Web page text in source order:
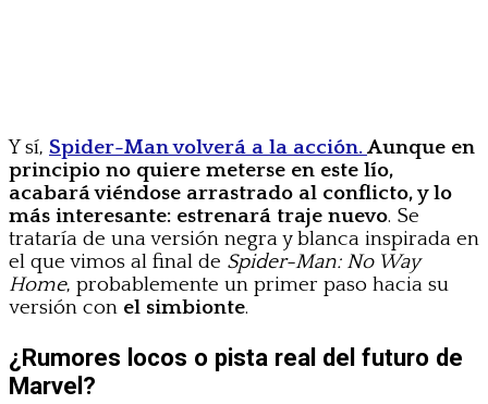
Y sí, Spider-Man volverá a la acción.Aunque en
principio no quiere meterse en este lío,
acabará viéndose arrastrado al conflicto, y lo
más interesante: estrenará traje nuevo. Se
trataría de una versión negra y blanca inspirada en
el que vimos al final de Spider-Man: No Way
Home, probablemente un primer paso hacia su
versión con el simbionte.
¿Rumores locos o pista real del futuro de
Marvel?